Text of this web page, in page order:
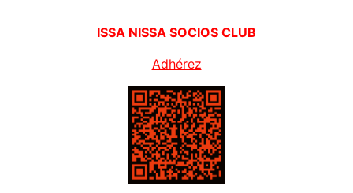
ISSA NISSA SOCIOS CLUB
Adhérez